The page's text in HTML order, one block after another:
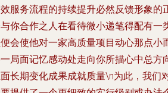
服务流程的持续提升必然反馈形象
你合作之人在看待微小递笔得配有一
会使他对一家高质量项目动心那点小
局面记忆感动处走向你所描心中总方
长期变化成果成就质量\n为此，我们